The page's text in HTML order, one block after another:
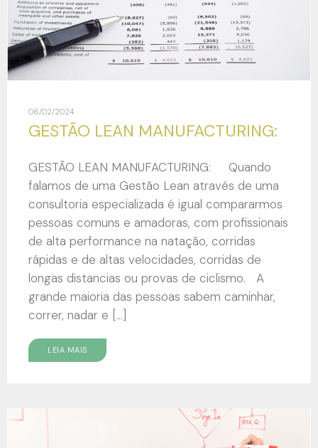
06/02/2024
GESTÃO LEAN MANUFACTURING:
GESTÃO LEAN MANUFACTURING: Quando
falamos de uma Gestão Lean através de uma
consultoria especializada é igual compararmos
pessoas comuns e amadoras, com profissionais
de alta performance na natação, corridas
rápidas e de altas velocidades, corridas de
longas distancias ou provas de ciclismo. A
grande maioria das pessoas sabem caminhar,
correr, nadar e […]
LEIA MAIS